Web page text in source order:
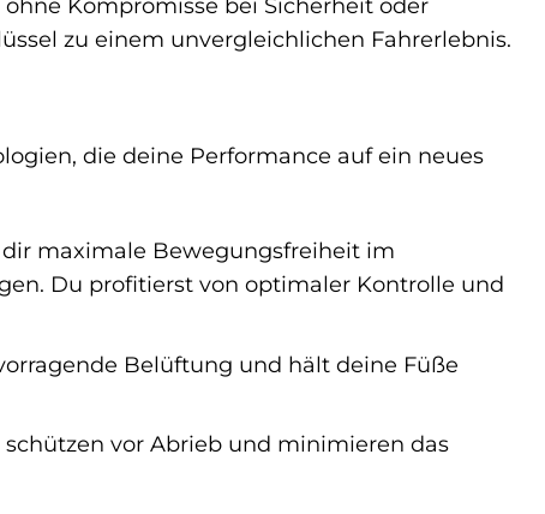
Kompromisse bei Sicherheit oder
zu einem unvergleichlichen Fahrerlebnis.
die deine Performance auf ein neues
maximale Bewegungsfreiheit im
Du profitierst von optimaler Kontrolle und
Belüftung und hält deine Füße
vor Abrieb und minimieren das